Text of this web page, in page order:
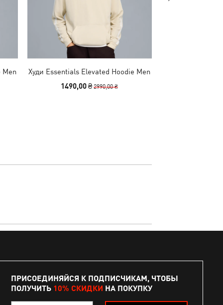
Men Худи Essentials Elevated Hoodie Men
1490,00 ₴2990,00 ₴
ПРИСОЕДИНЯЙСЯ К ПОДПИСЧИКАМ, ЧТОБЫ
ПОЛУЧИТЬ 10% СКИДКИ НА ПОКУПКУ